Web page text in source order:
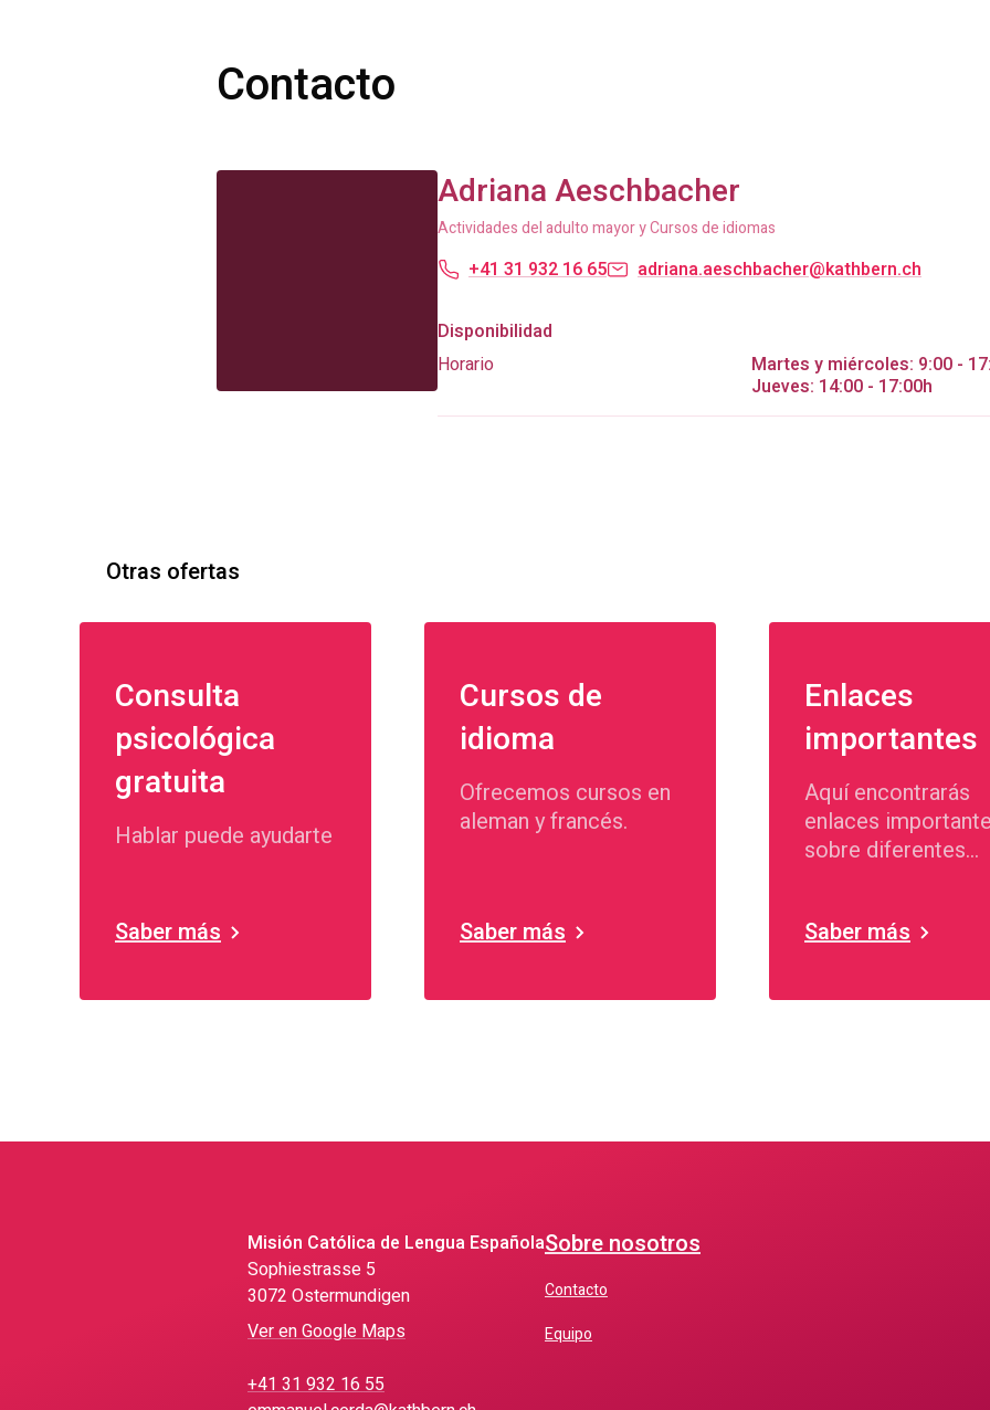
Contacto
Adriana Aeschbacher
Actividades del adulto mayor y Cursos de idiomas
+41 31 932 16 65 adriana.aeschbacher@kathbern.ch
Disponibilidad
Horario
Martes y miércoles: 9:00 -
Jueves: 14:00 - 17:00h
Otras ofertas
Consulta
psicológica
gratuita
Hablar puede ayudarte
Saber más
Cursos de
idioma
Ofrecemos cursos en
aleman y francés.
Saber más
Enlaces
importantes
Aquí encontrarás
enlaces
sobre diferentes
Saber más
Misión Católica de Lengua Española
Sophiestrasse 5
3072 Ostermundigen
Ver en Google Maps
+41 31 932 16 55
Sobre nosotros
Contacto
Equipo